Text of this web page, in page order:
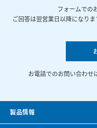
フォームでの
ご回答は翌営業日以降になり
お電話でのお問い合わせ
製品情報